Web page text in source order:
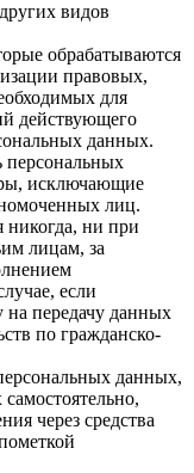
видов
обрабатываются
правовых,
для
действующего
данных.
персональных
исключающие
лиц.
никогда, ни при
лицам, за
если
на передачу данных
по гражданско-
данных,
через средства